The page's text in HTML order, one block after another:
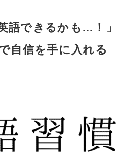
語できるかも…！」
自信を手に入れる